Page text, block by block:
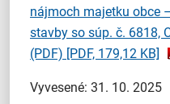
nájmoch majetku obce
stavby so súp. č. 6818,
(PDF) [PDF, 179,12 KB]
Vyvesené: 31. 10. 2025